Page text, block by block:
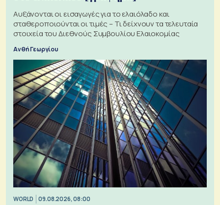
Αυξάνονται οι εισαγωγές για το ελαιόλαδο και
σταθεροποιούνται οι τιμές – Τι δείχνουν τα τελευταία
στοιχεία του Διεθνούς Συμβουλίου Ελαιοκομίας
Ανθή Γεωργίου
WORLD 09.08.2026, 08:00